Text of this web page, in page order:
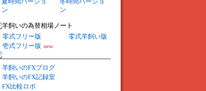
ン
ン
零式フリー版
零式羊飼い版
壱式フリー版 new
羊飼いのFXブログ
羊飼いのFX記録室
FX比較ロボ